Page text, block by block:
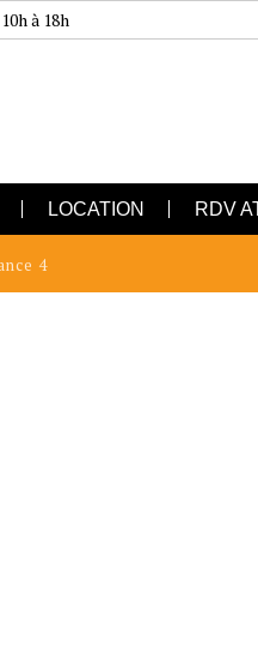
à 18h
LOCATION RDV
4